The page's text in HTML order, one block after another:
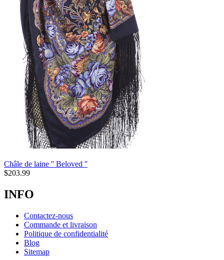
Châle de laine '' Beloved ''
$203.99
INFO
Contactez-nous
Commande et livraison
Politique de confidentialité
Blog
Sitemap